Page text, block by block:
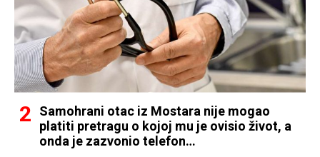
Samohrani otac iz Mostara nije mogao
platiti pretragu o kojoj mu je ovisio život, a
onda je zazvonio telefon…